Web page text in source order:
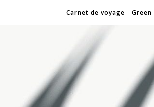
Carnet de voyage Green